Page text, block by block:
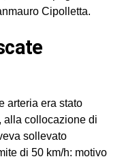
Cipolletta.
arteria era stato
alla collocazione di
sollevato
di 50 km/h: motivo